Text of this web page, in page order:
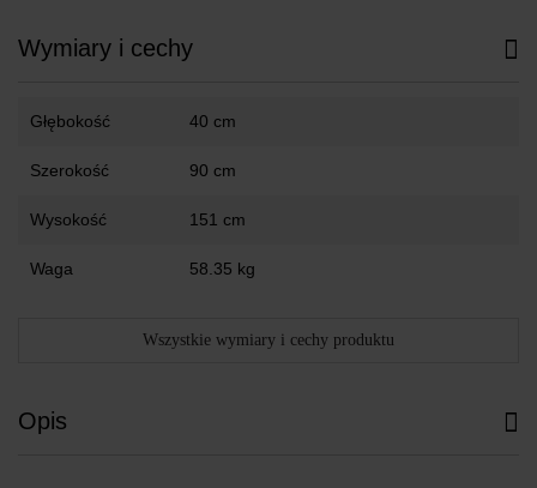
Wymiary i cechy
Głębokość 40 cm
Szerokość 90 cm
Wysokość 151 cm
Waga 58.35 kg
Wszystkie wymiary i cechy produktu
Opis